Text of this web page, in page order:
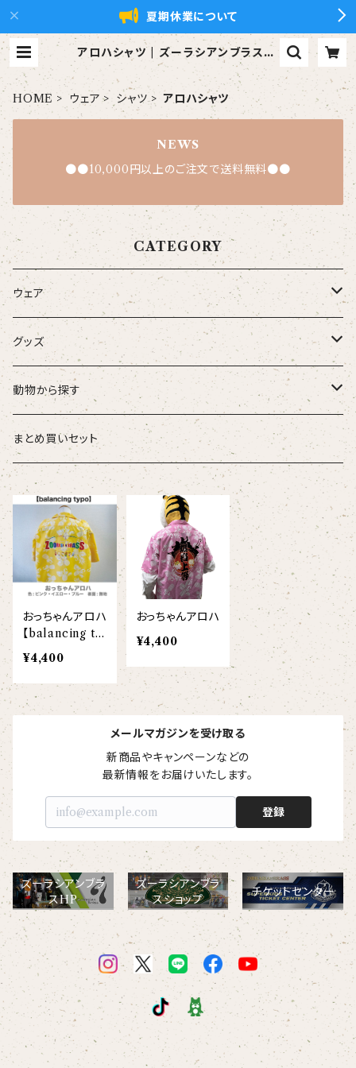
夏期休業について
アロハシャツ | ズーラシアンブラス【x
ZBt】公式ショップ
HOME ウェア シャツ アロハシャツ
NEWS
●●10,000円以上のご注文で送料無料●●
CATEGORY
ウェア
大人
こども
ベビー
スタイ
カバーオール
ギフトセット
Tシャツ
Tシャツ（半袖）
【face】
【signature】
【kakugen】
【hibiscus】
【I love】
【EVENT ※期間限定商品】
【xx's day】
【birthday】
【anniversary】
【Allstar】
オーバーサイズTシャツ（半袖）
【custom_point】
【face_point】
【resort】
マグナムウェイトビッグシルエットTシャツ
【hello(刺繍)】
ベースボールシャツ
ポロシャツ
【6faces】
カラードライポロシャツ
【Brass_emblem】
ボタンダウン半袖シャツ
オックスフォード長袖シャツ
プルオーバーパーカー
フルジップパーカー
ドライジップパーカー
ドライストレッチプルオーバーパーカー
トレーナー
スウェットパンツ
アウター
Tシャツ（長袖）
【chara】
【custom_point】
ハット・ネックウォーマー
グッズ
タオル・ハンカチ
ポーチ
トートバッグ
おけいこバッグ
ランチトート
デニムトート
ジュートバッグ
ブランケット
ペットアイテム
巾着
サコッシュ
バックパック・リュック
動物から探す
ズーラシアンブラス
オカピ
インドライオン
ドゥクラングール
マレーバク
スマトラトラ
ホッキョクグマ
弦うさぎ
エイミー
ベス
ジョー
ハンナ
サキソフォックス
ラトゥール
ラフィット
ムートン
クラリキャット
メリッサ
ことふえパピヨン
パーカッション
リトルシスタードール
たたきのトリ アイリス
たたきのトリ スカーレット
ズーラシアンフィルハーモニー管弦楽団
ジャイアントパンダ
ゴールデンターキン
オセロット
グランパバク
アンクルバク
カズンバク
セクション
指揮者3人衆
トラ軍団
トランペッターズ
バク一族
パーカッションチーム
まとめ買いセット
おっちゃんアロハ
【balancing ty
po】
¥4,400
おっちゃんアロハ
¥4,400
メールマガジンを受け取る
新商品やキャンペーンなどの
最新情報をお届けいたします。
登録
ズーラシアンブラ
スHP
ズーラシアンブラ
スショップ
チケットセンター